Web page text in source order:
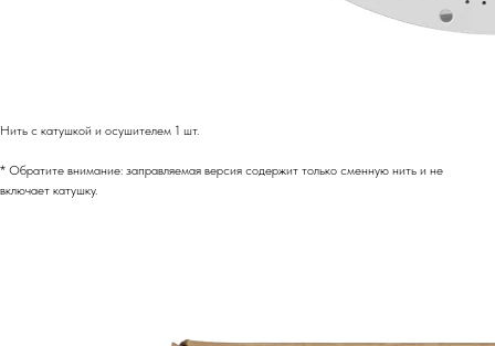
Нить с катушкой и осушителем 1 шт.
* Обратите внимание: заправляемая версия содержит только сменную нить и не
включает катушку.